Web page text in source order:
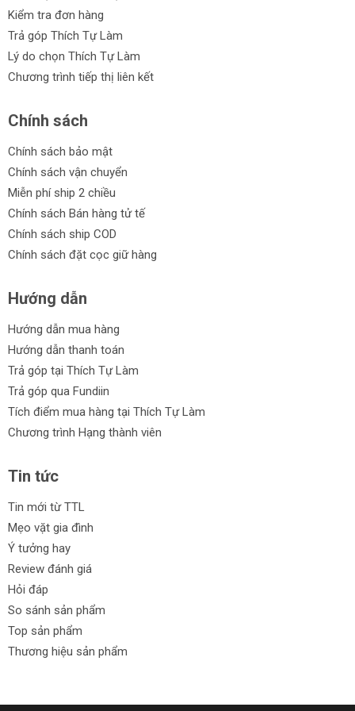
Kiểm tra đơn hàng
Trả góp Thích Tự Làm
Lý do chọn Thích Tự Làm
Chương trình tiếp thị liên kết
Chính sách
Chính sách bảo mật
Chính sách vận chuyển
Miễn phí ship 2 chiều
Chính sách Bán hàng tử tế
Chính sách ship COD
Chính sách đặt cọc giữ hàng
Hướng dẫn
Hướng dẫn mua hàng
Hướng dẫn thanh toán
Trả góp tại Thích Tự Làm
Trả góp qua Fundiin
Tích điểm mua hàng tại Thích Tự Làm
Chương trình Hạng thành viên
Tin tức
Tin mới từ TTL
Mẹo vặt gia đình
Ý tưởng hay
Review đánh giá
Hỏi đáp
So sánh sản phẩm
Top sản phẩm
Thương hiệu sản phẩm